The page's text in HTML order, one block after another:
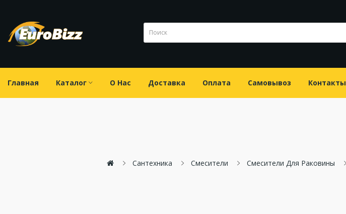
Главная Каталог О Нас Доставка Оплата Самовывоз Контакты
Сантехника Смесители Смесители Для Раковины